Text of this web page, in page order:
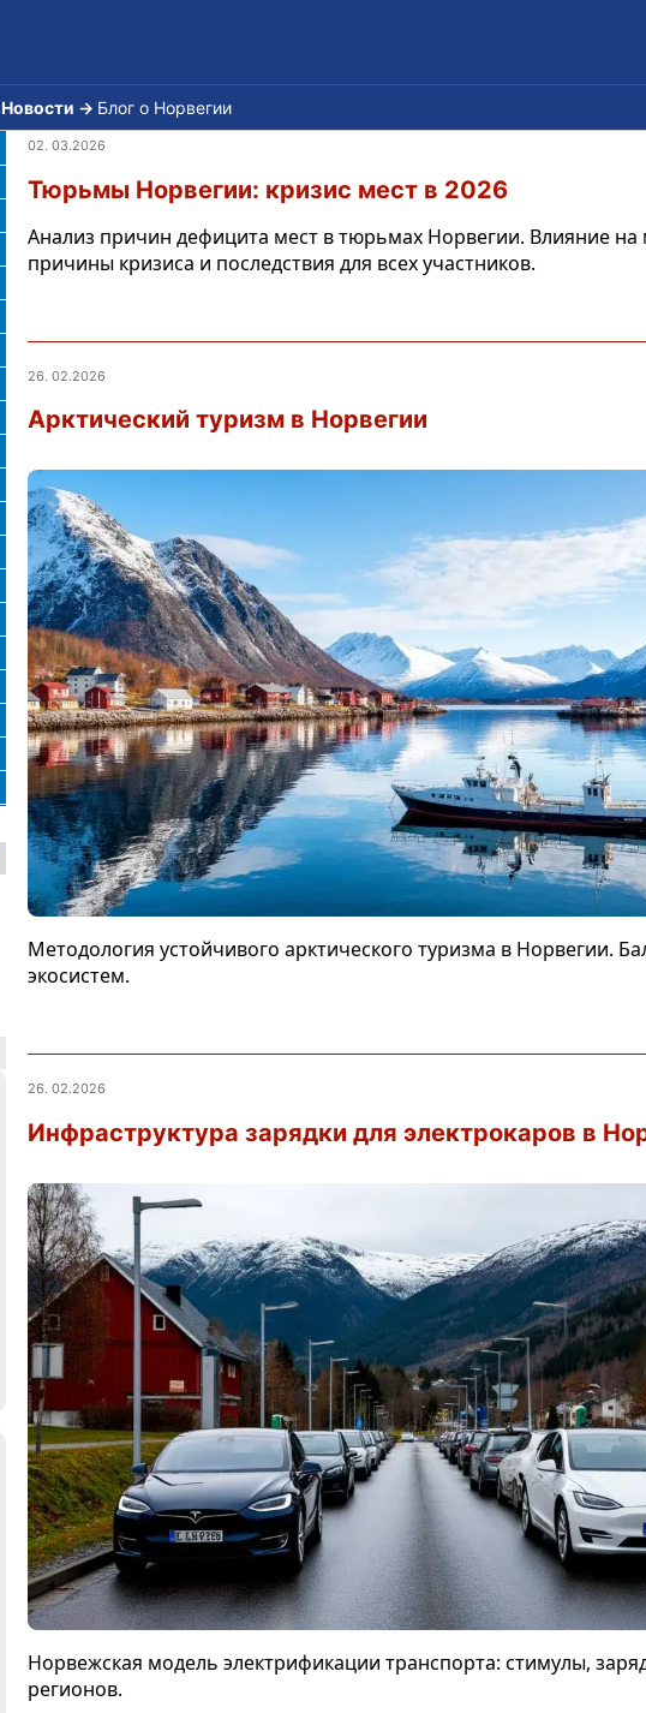
Новости → Блог о Норвегии
02. 03.2026
Тюрьмы Норвегии: кризис мест в 2026
Анализ причин дефицита мест в тюрьмах Норвегии. Влияние на
причины кризиса и последствия для всех участников.
26. 02.2026
Арктический туризм в Норвегии
Методология устойчивого арктического туризма в Норвегии.
экосистем.
26. 02.2026
Инфраструктура зарядки для электрокаров в
Норвежская модель электрификации транспорта: стимулы,
регионов.